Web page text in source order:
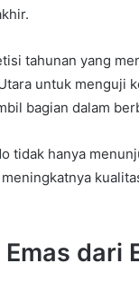
tahunan yang
untuk menguji
bagian dalam
tidak hanya
dari